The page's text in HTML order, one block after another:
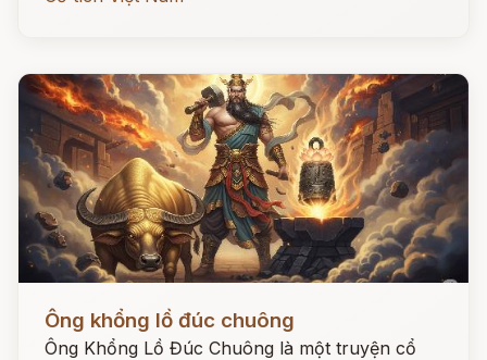
Đọc ngay
Ông khổng lồ đúc chuông
Ông Khổng Lồ Đúc Chuông là một truyện cổ